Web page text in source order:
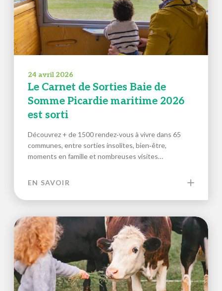
24 avril 2026
Le Carnet de Sorties Baie de
Somme Picardie maritime 2026
est sorti
Découvrez + de 1500 rendez‑vous à vivre dans 65
communes, entre sorties insolites, bien‑être,
moments en famille et nombreuses visites…
EN SAVOIR